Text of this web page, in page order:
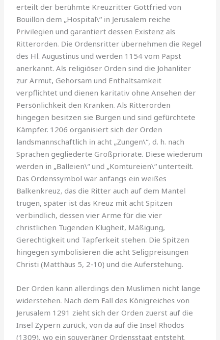
erteilt der berühmte Kreuzritter Gottfried von
Bouillon dem „Hospital\“ in Jerusalem reiche
Privilegien und garantiert dessen Existenz als
Ritterorden. Die Ordensritter übernehmen die Regel
des Hl. Augustinus und werden 1154 vom Papst
anerkannt. Als religiöser Orden sind die Johanliter
zur Armut, Gehorsam und Ent­haltsamkeit
verpflichtet und dienen karitativ ohne Ansehen der
Persön­lichkeit den Kranken. Als Ritterorden
hingegen besitzen sie Burgen und sind gefürchtete
Kämpfer. 1206 or­ganisiert sich der Orden
landsmannschaftlich in acht „Zungen\“, d. h. nach
Sprachen gegliederte Großpriorate. Diese wiederum
werden in „Balleien\“ und „Komtureien\“ unterteilt.
Das Ordenssymbol war anfangs ein weißes
Balkenkreuz, das die Ritter auch auf dem Mantel
trugen, später ist das Kreuz mit acht Spitzen
verbindlich, dessen vier Arme für die vier
christlichen Tugenden Klugheit, Mäßigung,
Gerechtigkeit und Tapferkeit stehen. Die Spitzen
hingegen symbolisieren die acht Seligpreisungen
Christi (Matthäus 5, 2-10) und die Auferstehung.
Der Orden kann allerdings den Muslimen nicht lange
widerstehen. Nach dem Fall des Königreiches von
Jeru­salem 1291 zieht sich der Orden zu­erst auf die
Insel Zypern zurück, von da auf die Insel Rhodos
(1309), wo ein souveräner Ordensstaat ent­steht.